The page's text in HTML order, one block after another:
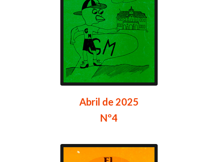
Abril de 2025
Nº4